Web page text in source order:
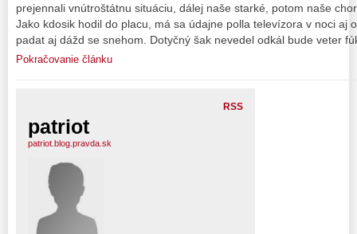
prejennali vnútroštátnu situáciu, dálej naše starké, potom naše
Jako kdosik hodil do placu, má sa údajne polla televízora v noci aj
padat aj dážd se snehom. Dotyčný šak nevedel odkál bude veter
Pokračovanie článku
RSS
patriot
patriot.blog.pravda.sk